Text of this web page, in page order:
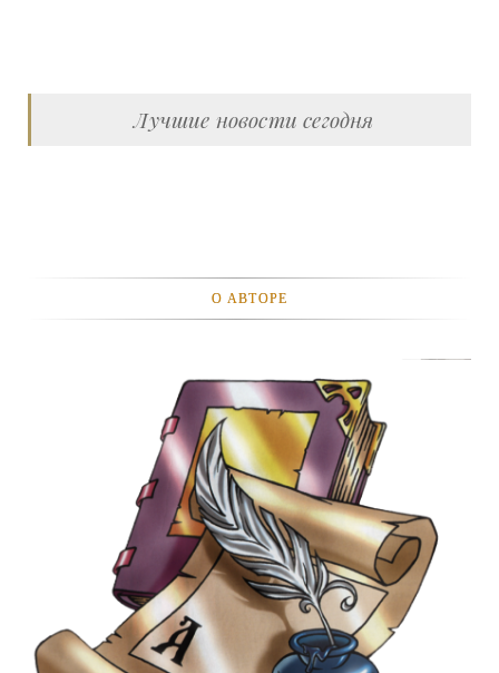
Лучшие новости сегодня
О АВТОРЕ